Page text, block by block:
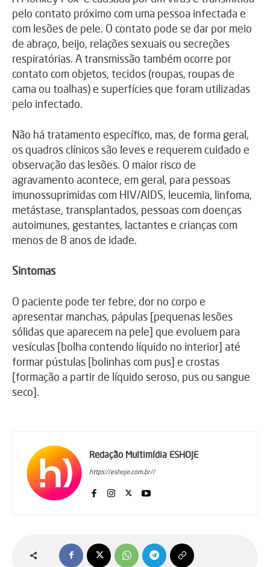
pelo contato próximo com uma pessoa infectada e
com lesões de pele. O contato pode se dar por meio
de abraço, beijo, relações sexuais ou secreções
respiratórias. A transmissão também ocorre por
contato com objetos, tecidos (roupas, roupas de
cama ou toalhas) e superfícies que foram utilizadas
pelo infectado.
Não há tratamento específico, mas, de forma geral,
os quadros clínicos são leves e requerem cuidado e
observação das lesões. O maior risco de
agravamento acontece, em geral, para pessoas
imunossuprimidas com HIV/AIDS, leucemia, linfoma,
metástase, transplantados, pessoas com doenças
autoimunes, gestantes, lactantes e crianças com
menos de 8 anos de idade.
Sintomas
O paciente pode ter febre, dor no corpo e
apresentar manchas, pápulas [pequenas lesões
sólidas que aparecem na pele] que evoluem para
vesículas [bolha contendo líquido no interior] até
formar pústulas [bolinhas com pus] e crostas
[formação a partir de líquido seroso, pus ou sangue
seco].
Redação Multimídia ESHOJE
https://eshoje.com.br//